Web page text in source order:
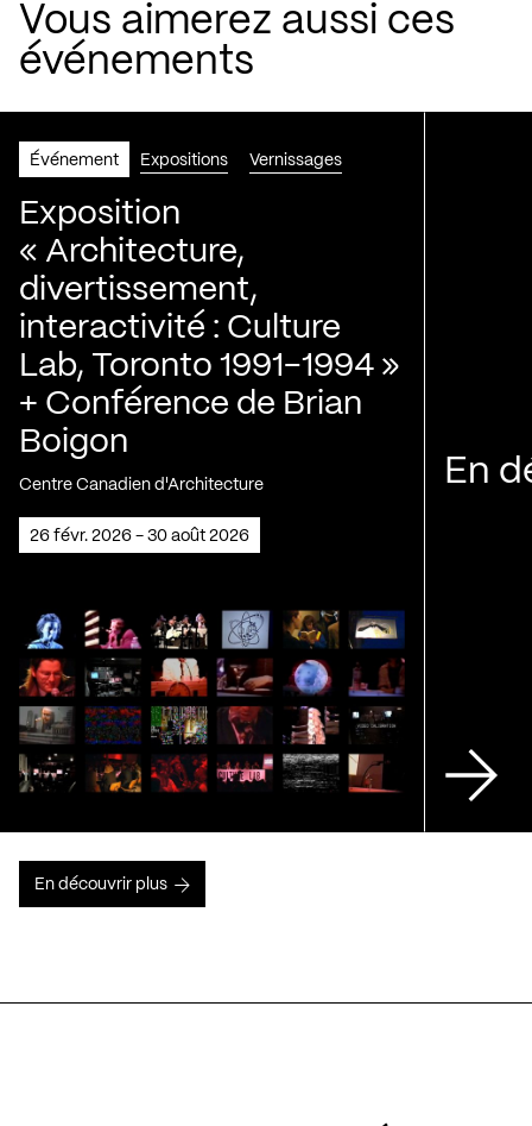
Vous aimerez aussi ces
événements
Événement Expositions Vernissages
Exposition
« Architecture,
divertissement,
interactivité : Culture
Lab, Toronto 1991-1994 »
+ Conférence de Brian
Boigon
Centre Canadien d'Architecture
26 févr. 2026 - 30 août 2026
En
En découvrir plus